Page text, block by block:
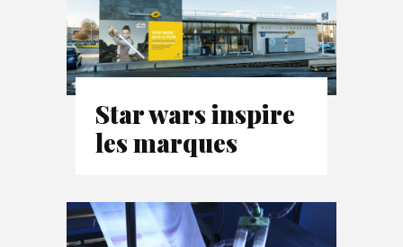
Star wars inspire
les marques